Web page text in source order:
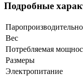
Подробные
Вес
Потребляемая
Размеры
Электропитание